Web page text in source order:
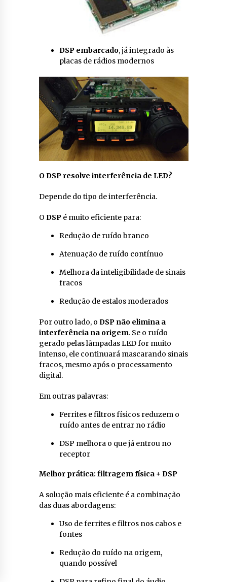
DSP embarcado, já integrado às
placas de rádios modernos
O DSP resolve interferência de LED?
Depende do tipo de interferência.
O DSPé muito eficiente para:
Redução de ruído branco
Atenuação de ruído contínuo
Melhora da inteligibilidade de sinais
fracos
Redução de estalos moderados
Por outro lado, o DSP não elimina a
interferência na origem. Se o ruído
gerado pelas lâmpadas LED for muito
intenso, ele continuará mascarando sinais
fracos, mesmo após o processamento
digital.
Em outras palavras:
Ferrites e filtros físicos reduzem o
ruído antes de entrar no rádio
DSP melhora o que já entrou no
receptor
Melhor prática: filtragem física + DSP
A solução mais eficiente é a combinação
das duas abordagens:
Uso de ferrites e filtros nos cabos e
fontes
Redução do ruído na origem,
quando possível